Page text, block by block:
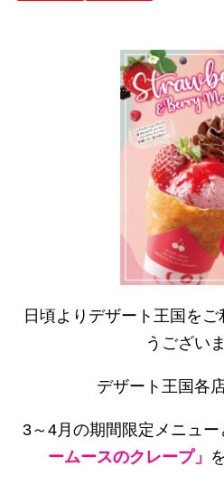
日頃よりデザート王国を
うござい
デザート王国各
3～4月の期間限定メニュー
ームースのクレープ」